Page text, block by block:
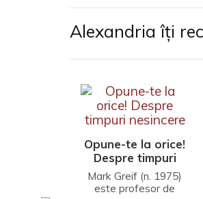
Alexandria îți
Opune-te la orice!
Despre timpuri
nesincere
Mark Greif (n. 1975)
este profesor de